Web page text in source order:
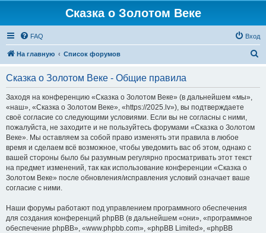
Сказка о Золотом Веке
FAQ Вход
На главную Список форумов
Сказка о Золотом Веке - Общие правила
Заходя на конференцию «Сказка о Золотом Веке» (в дальнейшем «мы»,
«наш», «Сказка о Золотом Веке», «https://2025.lv»), вы подтверждаете
своё согласие со следующими условиями. Если вы не согласны с ними,
пожалуйста, не заходите и не пользуйтесь форумами «Сказка о Золотом
Веке». Мы оставляем за собой право изменять эти правила в любое
время и сделаем всё возможное, чтобы уведомить вас об этом, однако с
вашей стороны было бы разумным регулярно просматривать этот текст
на предмет изменений, так как использование конференции «Сказка о
Золотом Веке» после обновления/исправления условий означает ваше
согласие с ними.
Наши форумы работают под управлением программного обеспечения
для создания конференций phpBB (в дальнейшем «они», «программное
обеспечение phpBB», «www.phpbb.com», «phpBB Limited», «phpBB